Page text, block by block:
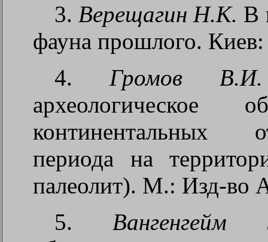
3. Верещагин Н.К. В
фауна прошлого.
4. Громов В.И.
археологическое
континентальных
периода на
палеолит). М.: Изд-во
5. Вангенгейм